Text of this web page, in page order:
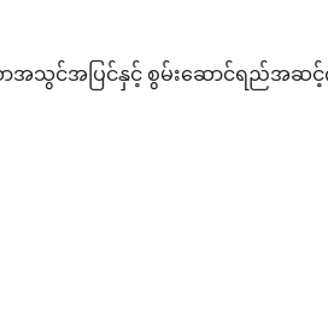
အသွင်အပြင်နှင့် စွမ်းဆောင်ရည်အဆင့်ကို